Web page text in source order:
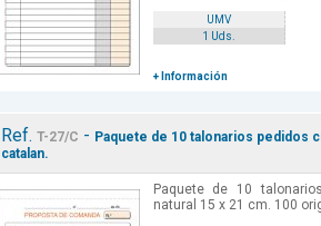
UMV
1 Uds.
+ Información
Ref. T-27/C - Paquete de 10 talonarios pedidos
catalan.
Paquete de 10
natural 15 x 21 cm. 100